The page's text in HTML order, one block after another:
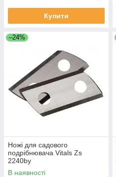
Купити
–24%
Ножі для садового
подрібнювача Vitals Zs
2240by
В наявності